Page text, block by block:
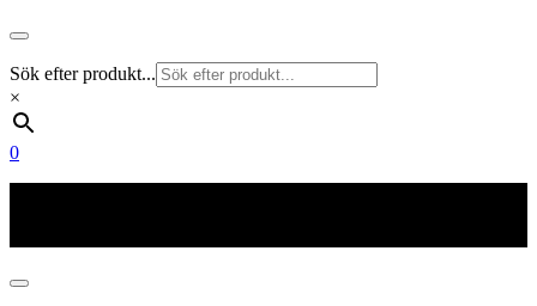
Sök efter produkt...
×
0